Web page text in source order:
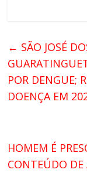
← SÃO JOSÉ
POR DENGUE;
DOENÇA EM
HOMEM É
CONTEÚDO